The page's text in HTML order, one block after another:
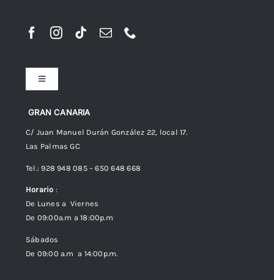
GRAN CANARIA
C/ Juan Manuel Durán González 22, local 17.
Las Palmas GC
Tel.: 928 948 085 – 650 648 668
Horario :
De Lunes a Viernes
De 09:00a.m a 18:00p.m
Sábados
De 09:00 a.m a 14:00p.m.
Toggle
Navigation
Preguntas frecuentes
Envíos
Política de Privacidad